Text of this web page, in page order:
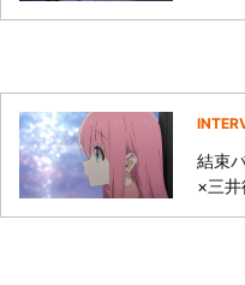
結束
×三井